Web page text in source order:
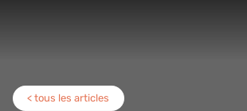
< tous les articles